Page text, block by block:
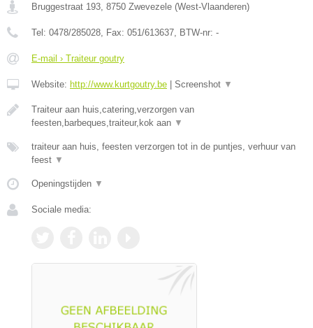
Bruggestraat 193, 8750 Zwevezele (West-Vlaanderen)
Tel: 0478/285028, Fax: 051/613637, BTW-nr: -
E-mail › Traiteur goutry
Website: http://www.kurtgoutry.be Screenshot ▼
Traiteur aan huis,catering,verzorgen van
feesten,barbeques,traiteur,kok aan ▼
traiteur aan huis, feesten verzorgen tot in de puntjes, verhuur van
feest ▼
Openingstijden ▼
Sociale media: